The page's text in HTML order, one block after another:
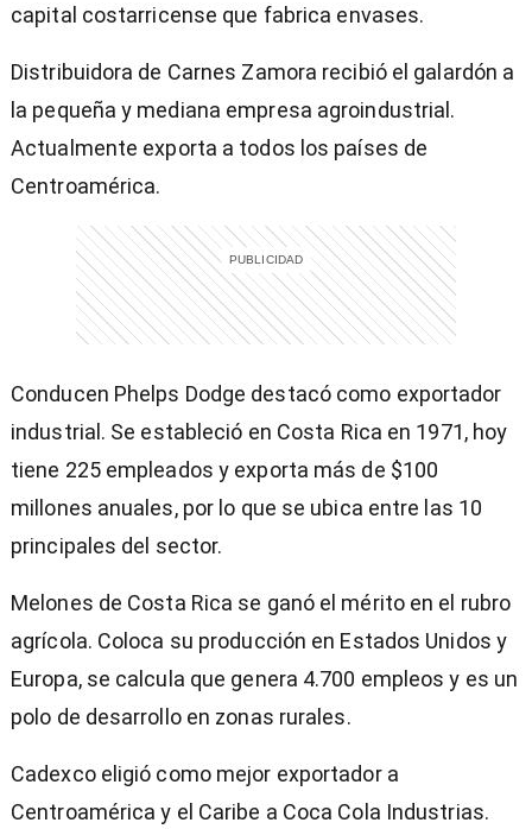
capital costarricense que fabrica envases.
Distribuidora de Carnes Zamora recibió el galardón a
la pequeña y mediana empresa agroindustrial.
Actualmente exporta a todos los países de
Centroamérica.
Conducen Phelps Dodge destacó como exportador
industrial. Se estableció en Costa Rica en 1971, hoy
tiene 225 empleados y exporta más de $100
millones anuales, por lo que se ubica entre las 10
principales del sector.
Melones de Costa Rica se ganó el mérito en el rubro
agrícola. Coloca su producción en Estados Unidos y
Europa, se calcula que genera 4.700 empleos y es un
polo de desarrollo en zonas rurales.
Cadexco eligió como mejor exportador a
Centroamérica y el Caribe a Coca Cola Industrias.